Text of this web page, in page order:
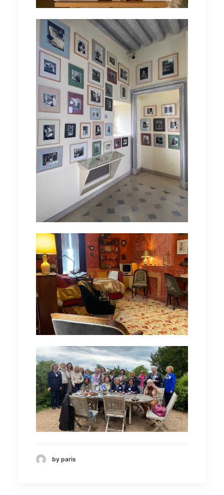
by paris